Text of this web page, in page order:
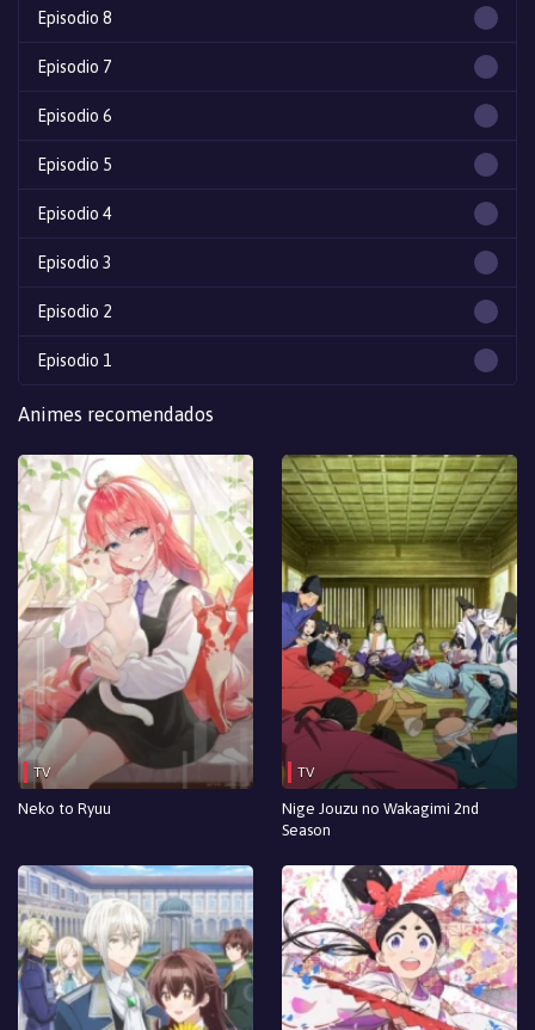
Episodio 8
Episodio 7
Episodio 6
Episodio 5
Episodio 4
Episodio 3
Episodio 2
Episodio 1
Animes recomendados
TV
Neko to Ryuu
TV
Nige Jouzu no Wakagimi 2nd
Season